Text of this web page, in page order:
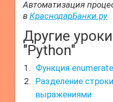
Автоматизация
в КраснодарБанки.ру
Другие
"Python"
Функция
Разделение
выражениями